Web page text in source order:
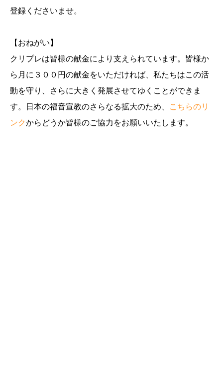
登録くださいませ。
【おねがい】
クリプレは皆様の献金により支えられています。皆様か
ら月に３００円の献金をいただければ、私たちはこの活
動を守り、さらに大きく発展させてゆくことができま
す。日本の福音宣教のさらなる拡大のため、
こちらのリ
ンクからどうか皆様のご協力をお願いいたします。